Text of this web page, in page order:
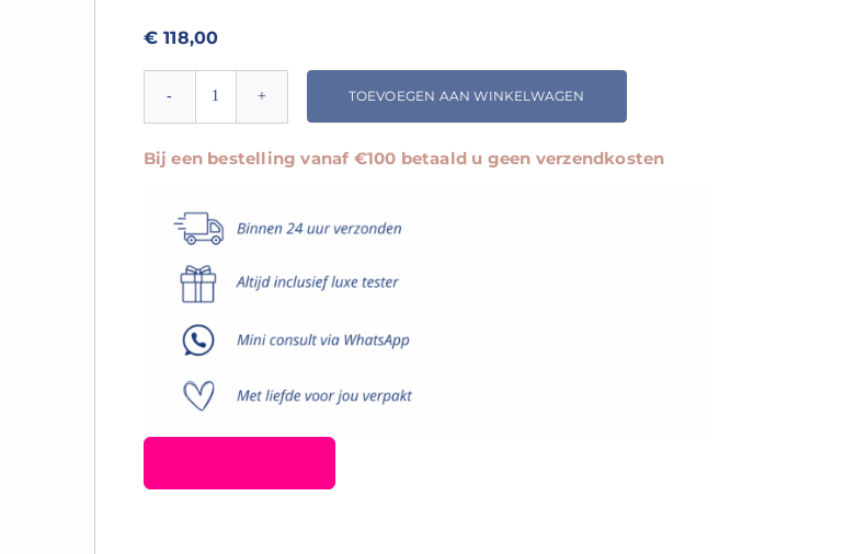
€118,00
Vita-
Quence
Serum
aantal
TOEVOEGEN AAN WINKELWAGEN
Bij een bestelling vanaf €100 betaald u geen verzendkosten